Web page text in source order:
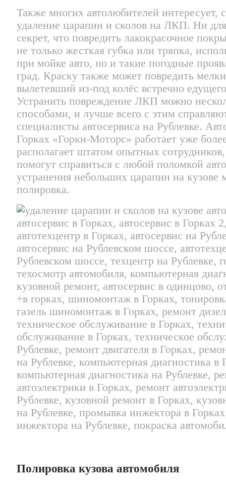
Также многих автолюбителей интересует,
удаление царапин и сколов на ЛКП. Ни
секрет, что повредить лакокрасочное
не только жесткая губка или тряпка,
при мойке авто, но и такие погодные
град. Краску также может повредить
вылетевший из-под колёс встречно
Устранить повреждение ЛКП можно
способами, и лучше всего с этим
специалисты автосервиса на Рублевке.
Горках «Горки-Моторс» работает уже
располагает штатом опытных
помогут справиться с любой поломкой
устранения небольших царапин на кузове
полировка.
Полировка кузова автомобиля